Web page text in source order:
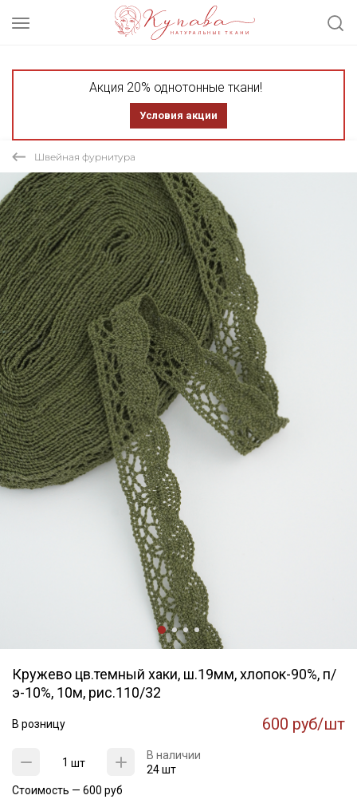
Акция 20% однотонные ткани!
Условия акции
Швейная фурнитура
Кружево цв.темный хаки, ш.19мм, хлопок-90%, п/
э-10%, 10м, рис.110/32
В розницу 600 руб/шт
шт
В наличии
24 шт
Стоимость — 600 руб